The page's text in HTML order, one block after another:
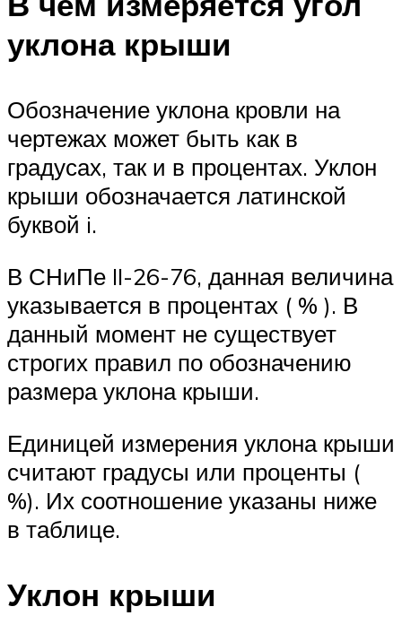
уклона крыши
Обозначение уклона кровли на
чертежах может быть как в
градусах, так и в процентах. Уклон
крыши обозначается латинской
буквой i.
В СНиПе II-26-76, данная величина
указывается в процентах ( % ). В
данный момент не существует
строгих правил по обозначению
размера уклона крыши.
Единицей измерения уклона крыши
считают градусы или проценты (
%). Их соотношение указаны ниже
в таблице.
Уклон крыши